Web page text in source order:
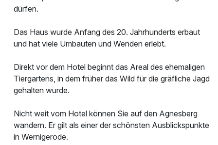
dürfen.
Das Haus wurde Anfang des 20. Jahrhunderts erbaut
und hat viele Umbauten und Wenden erlebt.
Direkt vor dem Hotel beginnt das Areal des ehemaligen
Tiergartens, in dem früher das Wild für die gräfliche Jagd
gehalten wurde.
Nicht weit vom Hotel können Sie auf den Agnesberg
wandern. Er gilt als einer der schönsten Ausblickspunkte
in Wernigerode.